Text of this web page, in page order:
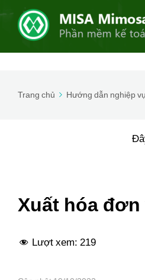
Trang chủ Hướng dẫn nghiệp
Xuất hóa
Lượt xem: 219